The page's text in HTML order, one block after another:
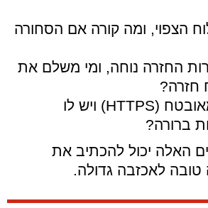
הצפוי, ומה קורה אם הסחורה
החזרה נוחה, ומי משלם את
חזרה?
האם האתר מאובטח (HTTPS) ויש לו
ברורה?
האלה יכול להכתיב את
לאכזבה גדולה.